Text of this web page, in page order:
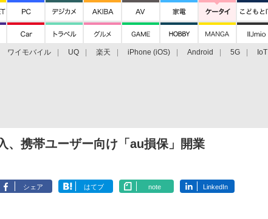
ワイモバイル UQ 楽天 iPhone (iOS) Android 5G IoT
、携帯ユーザー向け「au損保」開業
シェア はてブ note LinkedIn